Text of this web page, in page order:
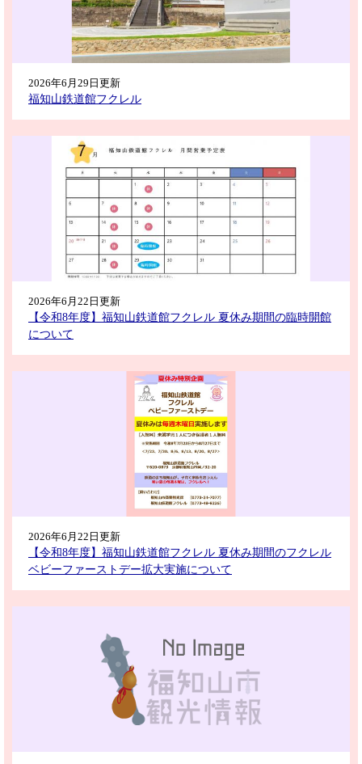
2026年6月29日更新
福知山鉄道館フクレル
2026年6月22日更新
【令和8年度】福知山鉄道館フクレル 夏休み期間の臨時開館
について
2026年6月22日更新
【令和8年度】福知山鉄道館フクレル 夏休み期間のフクレル
ベビーファーストデー拡大実施について